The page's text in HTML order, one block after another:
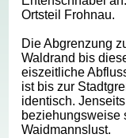
Ortsteil Frohnau.
Die Abgrenzung
Waldrand bis
eiszeitliche
ist bis zur
identisch.
beziehungsweise
Waidmannslust.